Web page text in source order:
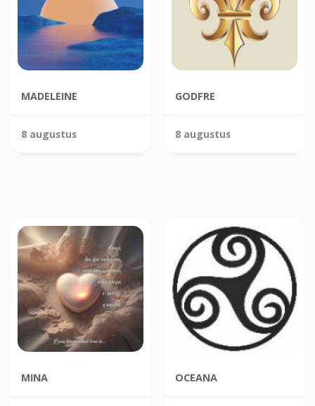
MADELEINE
8 augustus
GODFRE
8 augustus
MINA OCEANA